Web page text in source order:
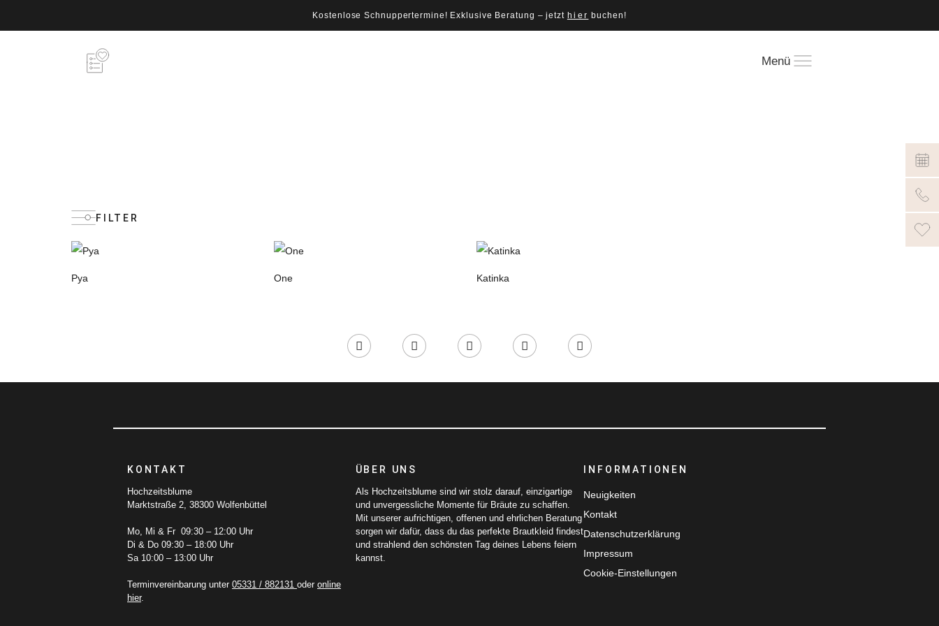
Kostenlose Schnuppertermine! Exklusive Beratung – jetzt hier buchen!
Menü
FILTER
Pya One Katinka
KONTAKT
Hochzeitsblume
Marktstraße 2, 38300 Wolfenbüttel
Mo, Mi & Fr 09:30 – 12:00 Uhr
Di & Do 09:30 – 18:00 Uhr
Sa 10:00 – 13:00 Uhr
Terminvereinbarung unter 05331 / 882131 oder online
hier.
ÜBER UNS
Als Hochzeitsblume sind wir stolz darauf, einzigartige
und unvergessliche Momente für Bräute zu schaffen.
Mit unserer aufrichtigen, offenen und ehrlichen Beratung
sorgen wir dafür, dass du das perfekte Brautkleid findest
und strahlend den schönsten Tag deines Lebens feiern
kannst.
INFORMATIONEN
Neuigkeiten
Kontakt
Datenschutzerklärung
Impressum
Cookie-Einstellungen